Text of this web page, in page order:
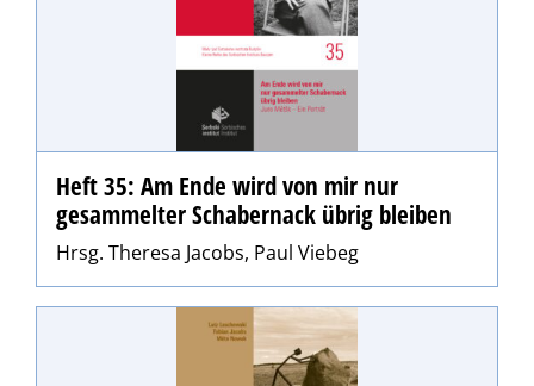
Heft 35: Am Ende wird von mir nur
gesammelter Schabernack übrig bleiben
Hrsg. Theresa Jacobs, Paul Viebeg